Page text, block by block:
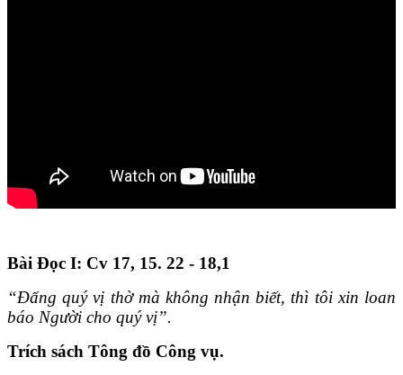
Bài Ðọc I: Cv 17, 15. 22 - 18,1
“Ðấng quý vị thờ mà không nhận biết, thì tôi xin loan
báo Người cho quý vị”.
Trích sách Tông đồ Công vụ.